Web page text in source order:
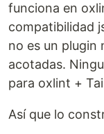
funciona en
compatibilidad
no es un plugin
acotadas.
para oxlint +
Así que lo